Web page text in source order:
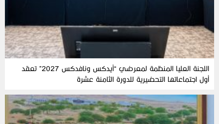
اللجنة العليا المنظمة لمعرضي “آيدكس ونافدكس 2027” تعقد
أول اجتماعاتها التحضيرية للدورة الثامنة عشرة